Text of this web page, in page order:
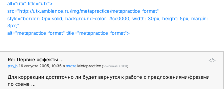
alt="utx" title="utx">
src="http://utx.ambience.ru/img/metapractice/metapractice_format"
style="border: 0px solid; background-color: #cc0000; width: 30px; height: 5px; margin:
3px;"
alt="metapractice_format" title="metapractice_format">
</>
Re: Первые эффекты ...
psy_b 16 августа 2005, 10:35 в посте Metapractice (оригинал в ЖЖ)
Для коррекции достаточно ли будет вернутся к работе с предложениями/фразами
по схеме ...